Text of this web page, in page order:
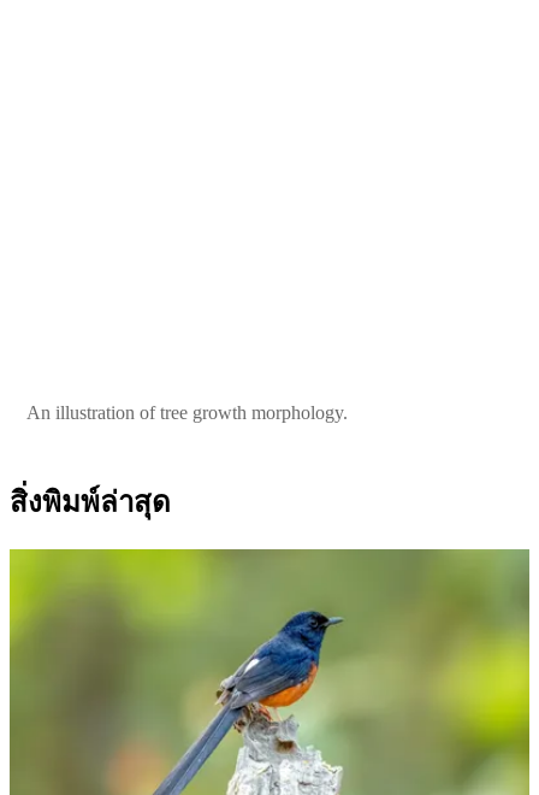
An illustration of tree growth morphology.
สิ่งพิมพ์ล่าสุด